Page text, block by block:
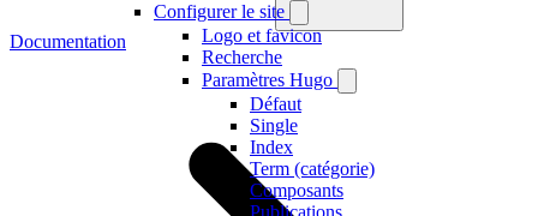
Configurer le site
Logo et favicon
Recherche
Paramètres Hugo
Défaut
Single
Index
Term (catégorie)
Composants
Publications
Documentation